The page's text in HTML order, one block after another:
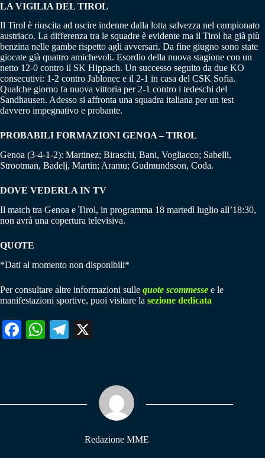
LA VIGILIA DEL TIROL
Il Tirol è riuscita ad uscire indenne dalla lotta salvezza nel campionato
austriaco. La differenza tra le squadre è evidente ma il Tirol ha già più
benzina nelle gambe rispetto agli avversari. Da fine giugno sono state
giocate già quattro amichevoli. Esordio della nuova stagione con un
netto 12-0 contro il SK Hippach. Un successo seguito da due KO
consecutivi: 1-2 contro Jablonec e il 2-1 in casa del CSK Sofia.
Qualche giorno fa nuova vittoria per 2-1 contro i tedeschi del
Sandhausen. Adesso si affronta una squadra italiana per un test
davvero impegnativo e probante.
PROBABILI FORMAZIONI GENOA – TIROL
Genoa (3-4-1-2): Martinez; Biraschi, Bani, Vogliacco; Sabelli,
Strootman, Badelj, Martin; Aramu; Gudmundsson, Coda.
DOVE VEDERLA IN TV
Il match tra Genoa e Tirol, in programma 18 martedì luglio all’18:30,
non avrà una copertura televisiva.
QUOTE
*Dati al momento non disponibili*
Per consultare altre informazioni sulle quote scommesse e le
manifestazioni sportive, puoi visitare la sezione dedicata
Fa W
pp
Te
m
Redazione MME